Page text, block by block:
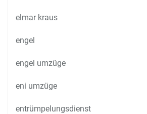
elmar kraus
engel
engel umzüge
eni umzüge
entrümpelungsdienst